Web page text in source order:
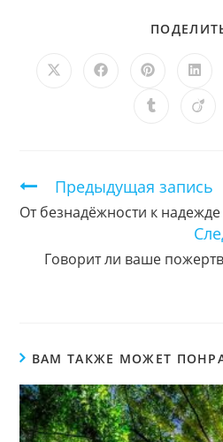
Открывается
Открывается
новом
в
новом
Продолжить
чтение
Предыдущая запись
От безнадёжности к надежде
Говорит ли ваше
ВАМ ТАКЖЕ МОЖЕТ